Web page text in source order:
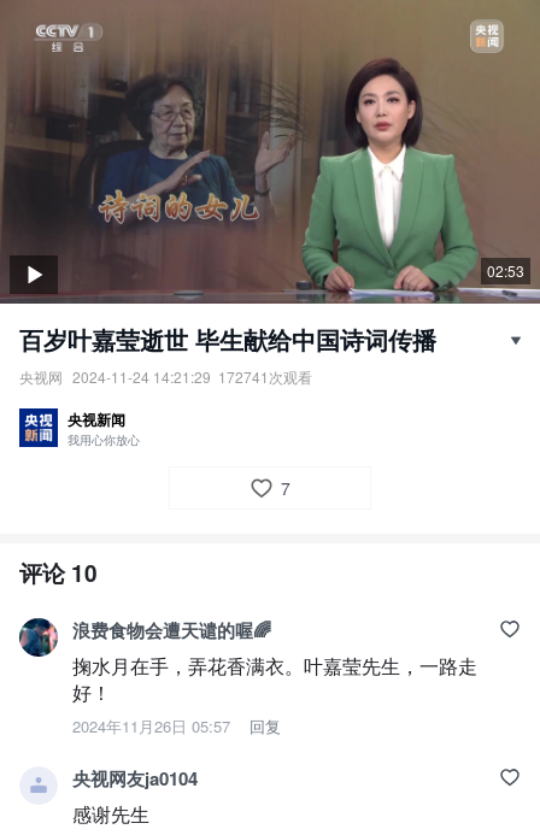
02:53
百岁叶嘉莹逝世 毕生献给中国诗词传播
央视网 2024-11-24 14:21:29 172741 次观看
责任编辑：央视网
央视新闻
我用心你放心
7
评论10
浪费食物会遭天谴的喔🌈
掬水月在手，弄花香满衣。叶嘉莹先生，一路走
好！
2024年11月26日 05:57 回复
央视网友ja0104
感谢先生